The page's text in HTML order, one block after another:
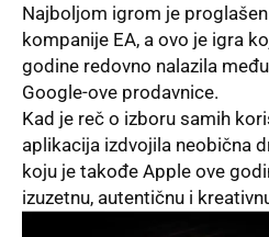
Najboljom igrom je proglašen
kompanije EA, a ovo je igra
godine redovno nalazila
Google-ove prodavnice.
Kad je reč o izboru samih
aplikacija izdvojila neobična
koju je takođe Apple ove
izuzetnu, autentičnu i